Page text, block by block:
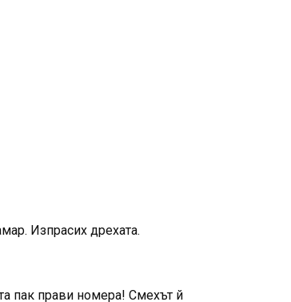
Изпрасих дрехата.
пак прави номера! Смехът й